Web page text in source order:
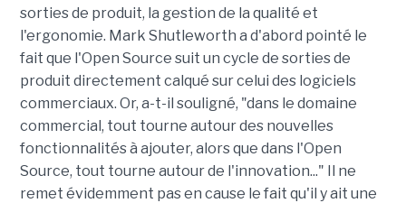
sorties de produit, la gestion de la qualité et
l'ergonomie. Mark Shutleworth a d'abord pointé le
fait que l'Open Source suit un cycle de sorties de
produit directement calqué sur celui des logiciels
commerciaux. Or, a-t-il souligné, "dans le domaine
commercial, tout tourne autour des nouvelles
fonctionnalités à ajouter, alors que dans l'Open
Source, tout tourne autour de l'innovation..." Il ne
remet évidemment pas en cause le fait qu'il y ait une